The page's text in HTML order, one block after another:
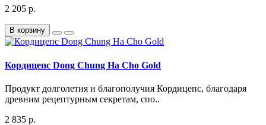
2 205 р.
В корзину
Кордицепс Dong Chung Ha Cho Gold
Продукт долголетия и благополучия Кордицепс, благодаря
древним рецептурным секретам, спо..
2 835 р.